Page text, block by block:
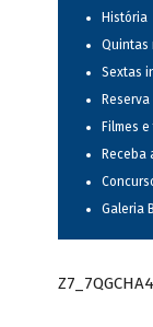
História
Quintas
Sextas
Filmes
Receba
Galeria